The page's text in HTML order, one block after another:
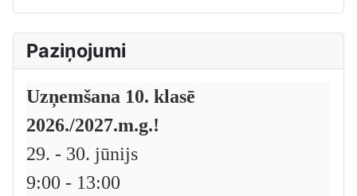
Paziņojumi
Uzņemšana 10. klasē
2026./2027.m.g.!
29. - 30. jūnijs
9:00 - 13:00